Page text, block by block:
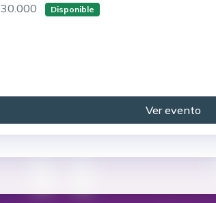
Disponible
Ver evento